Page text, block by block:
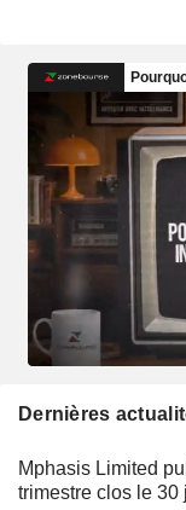
Dernières
Mphasis Limited
trimestre clos le 30